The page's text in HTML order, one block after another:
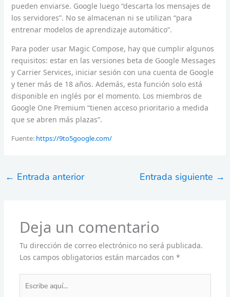
pueden enviarse. Google luego “descarta los mensajes de
los servidores”. No se almacenan ni se utilizan “para
entrenar modelos de aprendizaje automático”.
Para poder usar Magic Compose, hay que cumplir algunos
requisitos: estar en las versiones beta de Google Messages
y Carrier Services, iniciar sesión con una cuenta de Google
y tener más de 18 años. Además, esta función solo está
disponible en inglés por el momento. Los miembros de
Google One Premium “tienen acceso prioritario a medida
que se abren más plazas”.
Fuente: https://9to5google.com/
← Entrada anterior Entrada siguiente →
Deja un comentario
Tu dirección de correo electrónico no será publicada.
Los campos obligatorios están marcados con *
aquí...